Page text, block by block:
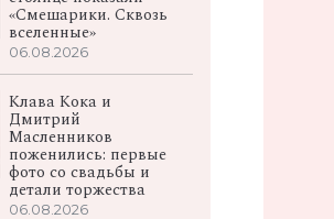
«Смешарики. Сквозь
вселенные»
06.08.2026
Клава Кока и
Дмитрий
Масленников
поженились: первые
фото со свадьбы и
детали торжества
06.08.2026